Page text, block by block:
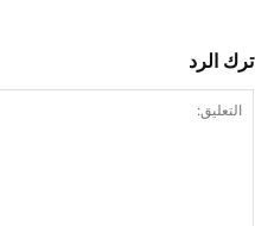
ترك الرد